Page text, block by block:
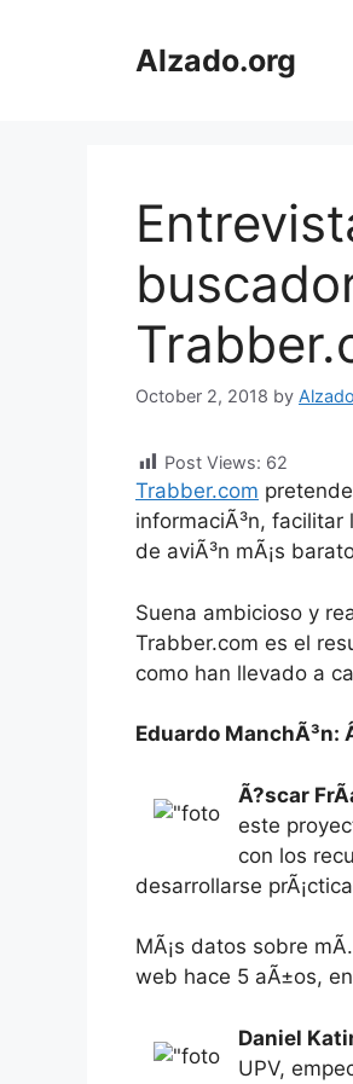
Alzado.org
October 2, 2018 by
Post Views: 62
Trabber.com
informaciÃ³n,
de aviÃ³n mÃ¡s
Suena ambicioso y
Trabber.com es el
como han llevado a
Eduardo ManchÃ³n:
Ã?scar
este
con los
desarrollarse
MÃ¡s datos sobre
web hace 5 aÃ±os,
Daniel
UPV,